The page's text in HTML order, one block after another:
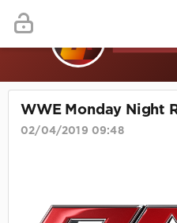
WWE Monday Night
02/04/2019 09:48